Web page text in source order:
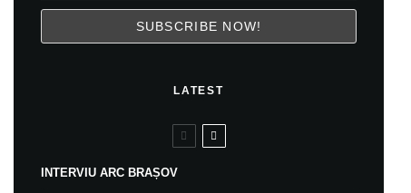
LATEST
INTERVIU ARC BRAȘOV